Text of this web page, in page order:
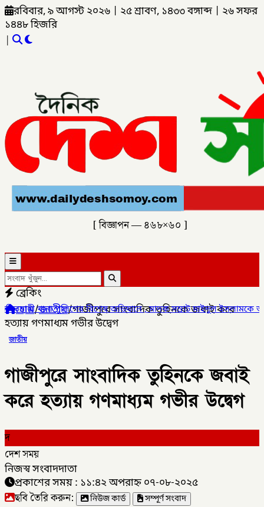
রবিবার, ৯ আগস্ট ২০২৬ ২৫ শ্রাবণ, ১৪৩৩ বঙ্গাব্দ
২৬ সফর
১৪৪৮ হিজরি
|
[ বিজ্ঞাপন — ৪৬৮×৬০ ]
ব্রেকিং
বিশেষ অভিযানে , মাদক সম্রাট মাইদুল ইসলামকে আটক ০৩ বোতল স্কাফ
হোম/জাতীয়/গাজীপুরে সাংবাদিক তুহিনকে জবাই করে
হত্যায় গণমাধ্যম গভীর উদ্বেগ
জাতীয়
গাজীপুরে সাংবাদিক তুহিনকে জবাই
করে হত্যায় গণমাধ্যম গভীর উদ্বেগ
দ
দেশ সময়
নিজস্ব সংবাদদাতা
প্রকাশের সময় : ১১:৪২ অপরাহ্ন ০৭-০৮-২০২৫
ছবি তৈরি করুন: নিউজ কার্ড
সম্পূর্ণ সংবাদ